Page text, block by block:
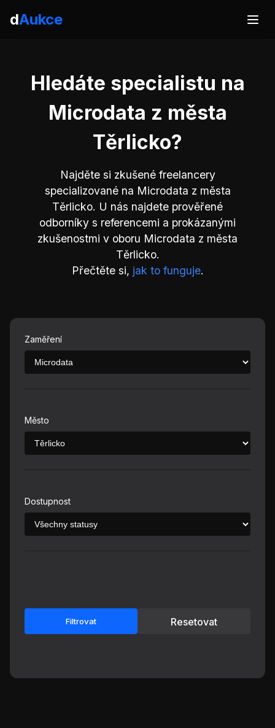
dAukce
Hledáte specialistu na
Microdata z města
Těrlicko?
Najděte si zkušené freelancery
specializované na Microdata z města
Těrlicko. U nás najdete prověřené
odborníky s referencemi a prokázanými
zkušenostmi v oboru Microdata z města
Těrlicko.
Přečtěte si, jak to funguje.
Zaměření
Město
Dostupnost
Filtrovat Resetovat